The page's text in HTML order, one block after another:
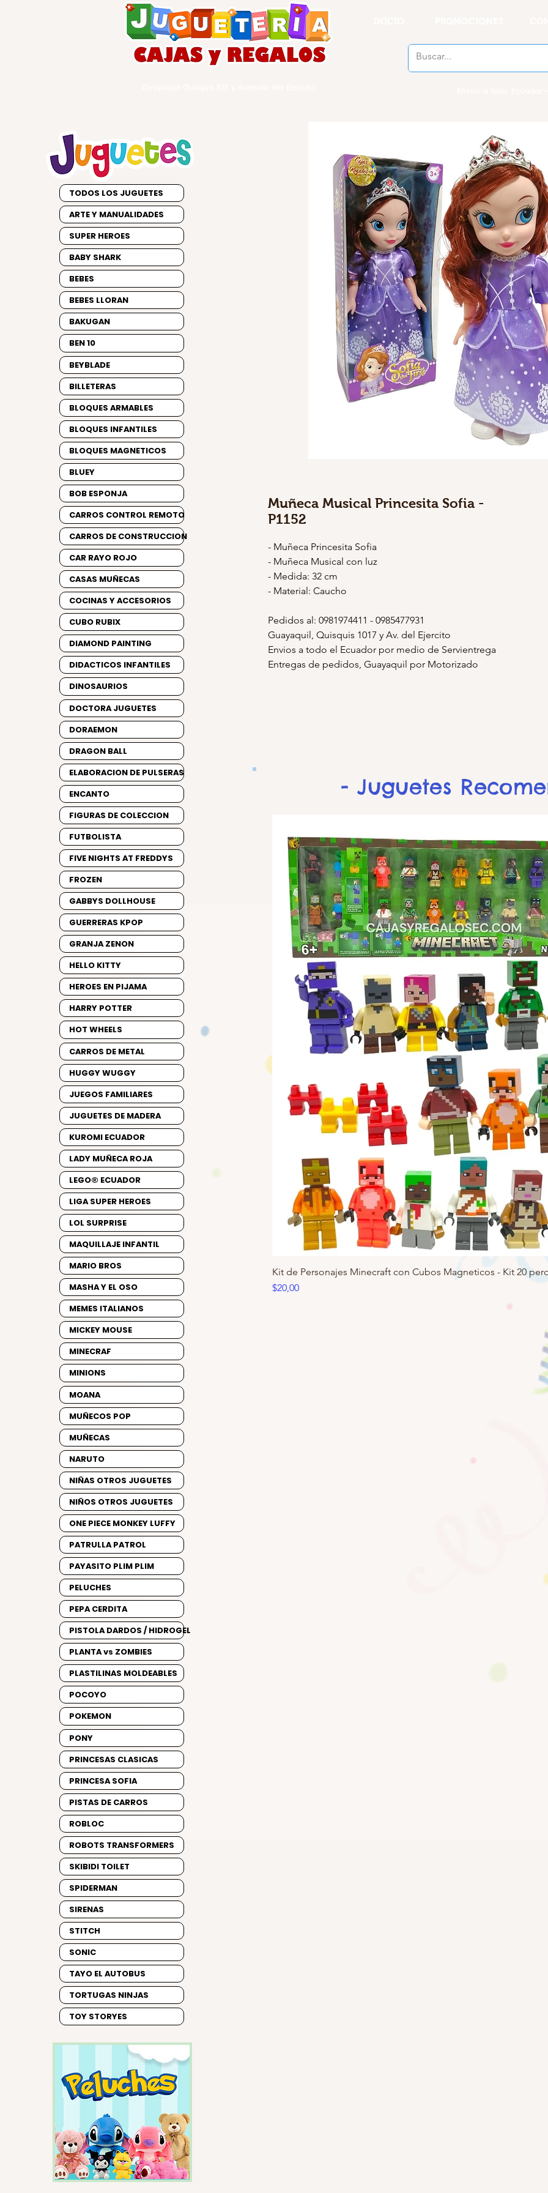
Muñeca Musical Princesita Sofia -
P1152
- Muñeca Princesita Sofia
- Muñeca Musical con luz
- Medida: 32 cm
- Material: Caucho
Pedidos al: 0981974411 - 0985477931
Guayaquil, Quisquis 1017 y Av. del Ejercito
Envios a todo el Ecuador por medio de Servientrega
Entregas de pedidos, Guayaquil por Motorizado
Kit de Personajes Minecraft con Cubos Magneticos - Kit 20
Precio
$20,00
- Juguetes
TODOS LOS JUGUETES
ARTE Y MANUALIDADES
SUPER HEROES
BABY SHARK
BEBES
BEBES LLORAN
BAKUGAN
BEN 10
BEYBLADE
BILLETERAS
BLOQUES ARMABLES
BLOQUES INFANTILES
BLOQUES MAGNETICOS
BLUEY
BOB ESPONJA
CARROS CONTROL REMOTO
CARROS DE CONSTRUCCION
CAR RAYO ROJO
CASAS MUÑECAS
COCINAS Y ACCESORIOS
CUBO RUBIX
DIAMOND PAINTING
DIDACTICOS INFANTILES
DINOSAURIOS
DOCTORA JUGUETES
DORAEMON
DRAGON BALL
ELABORACION DE PULSERAS
ENCANTO
FIGURAS DE COLECCION
FUTBOLISTA
FIVE NIGHTS AT FREDDYS
FROZEN
GABBYS DOLLHOUSE
GUERRERAS KPOP
GRANJA ZENON
HELLO KITTY
HEROES EN PIJAMA
HARRY POTTER
HOT WHEELS
CARROS DE METAL
HUGGY WUGGY
JUEGOS FAMILIARES
JUGUETES DE MADERA
KUROMI ECUADOR
LADY MUÑECA ROJA
LEGO® ECUADOR
LIGA SUPER HEROES
LOL SURPRISE
MAQUILLAJE INFANTIL
MARIO BROS
MASHA Y EL OSO
MEMES ITALIANOS
MICKEY MOUSE
MINECRAF
MINIONS
MOANA
MUÑECOS POP
MUÑECAS
NARUTO
NIÑAS OTROS JUGUETES
NIÑOS OTROS JUGUETES
ONE PIECE MONKEY LUFFY
PATRULLA PATROL
PAYASITO PLIM PLIM
PELUCHES
PEPA CERDITA
PISTOLA DARDOS / HIDROGEL
PLANTA vs ZOMBIES
PLASTILINAS MOLDEABLES
POCOYO
POKEMON
PONY
PRINCESAS CLASICAS
PRINCESA SOFIA
PISTAS DE CARROS
ROBLOC
ROBOTS TRANSFORMERS
SKIBIDI TOILET
SPIDERMAN
SIRENAS
STITCH
SONIC
TAYO EL AUTOBUS
TORTUGAS NINJAS
TOY STORYES